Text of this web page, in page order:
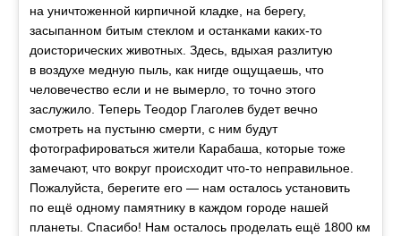
на уничтоженной кирпичной кладке, на берегу,
засыпанном битым стеклом и останками каких-то
доисторических животных. Здесь, вдыхая разлитую
в воздухе медную пыль, как нигде ощущаешь, что
человечество если и не вымерло, то точно этого
заслужило. Теперь Теодор Глаголев будет вечно
смотреть на пустыню смерти, с ним будут
фотографироваться жители Карабаша, которые тоже
замечают, что вокруг происходит что-то неправильное.
Пожалуйста, берегите его — нам осталось установить
по ещё одному памятнику в каждом городе нашей
планеты. Спасибо! Нам осталось проделать ещё 1800 км